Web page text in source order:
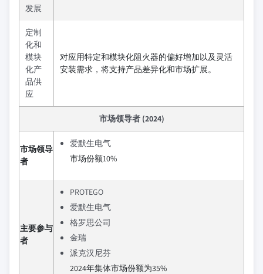
发展
定制
化和
模块
化产
品供
应
对应用特定和模块化阻火器的偏好增加以及灵活
安装需求，将支持产品差异化和市场扩展。
市场领导者 (2024)
市场领导
者
爱默生电气
市场份额10%
主要参与
者
PROTEGO
爱默生电气
格罗思公司
金瑞
派克汉尼芬
2024年集体市场份额为35%